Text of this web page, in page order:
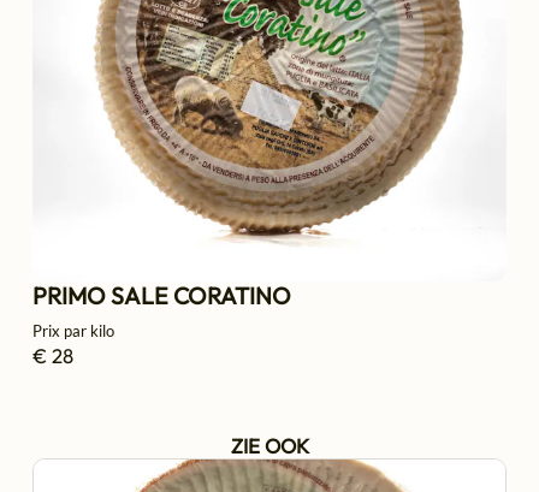
PRIMO SALE CORATINO
Prix par kilo
€ 28
ZIE OOK